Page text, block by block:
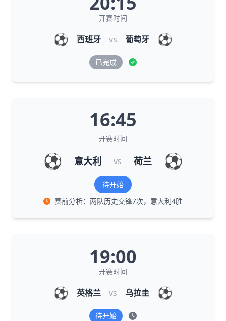
开赛时间
⚽ 西班牙 vs 葡萄牙 ⚽
已完成
16:45
开赛时间
⚽ 意大利 vs 荷兰 ⚽
待开始
赛前分析：两队历史交锋7次，意大利4胜
19:00
开赛时间
⚽ 英格兰 vs 乌拉圭 ⚽
待开始